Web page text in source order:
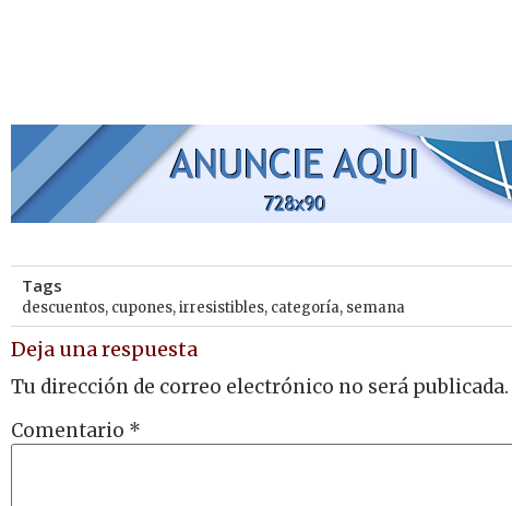
Tags
descuentos, cupones,irresistibles, categoría, semana
Deja una respuesta
Tu dirección de correo electrónico no será publicada.
Comentario *